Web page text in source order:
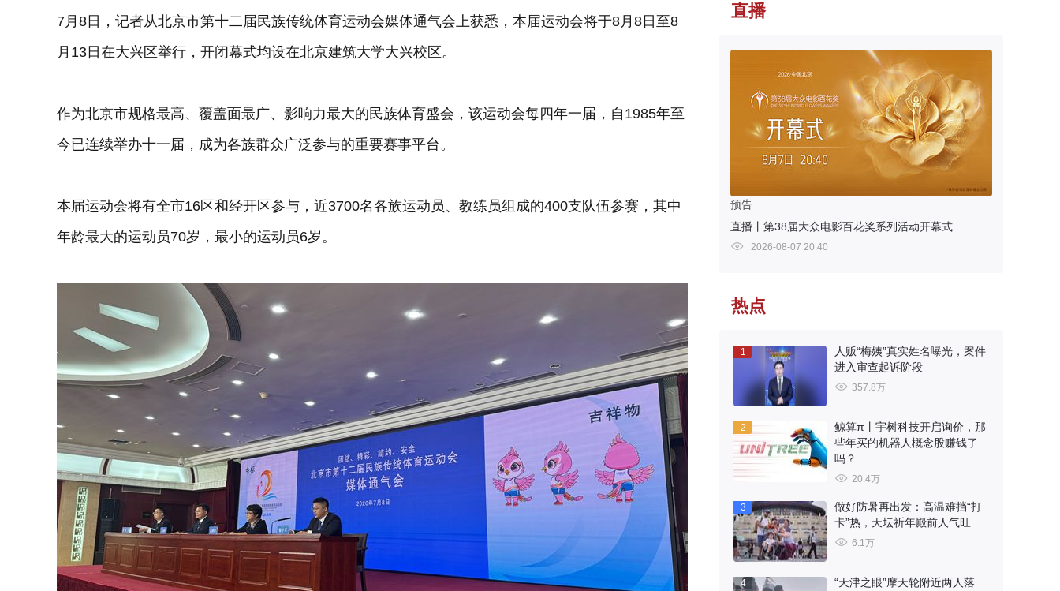
7月8日，记者从北京市第十二届民族传统体育运动会媒体通气会上获悉，本届运动会将于8月8日至8
月13日在大兴区举行，开闭幕式均设在北京建筑大学大兴校区。
作为北京市规格最高、覆盖面最广、影响力最大的民族体育盛会，该运动会每四年一届，自1985年至
今已连续举办十一届，成为各族群众广泛参与的重要赛事平台。
本届运动会将有全市16区和经开区参与，近3700名各族运动员、教练员组成的400支队伍参赛，其中
年龄最大的运动员70岁，最小的运动员6岁。
直播
预告
直播丨第38届大众电影百花奖系列活动开幕式
2026-08-07 20:40
热点
1
人贩“梅姨”真实姓名曝光，案件
进入审查起诉阶段
357.8万
2
鲸算π丨宇树科技开启询价，那
些年买的机器人概念股赚钱了
吗？
20.4万
3
做好防暑再出发：高温难挡“打
卡”热，天坛祈年殿前人气旺
6.1万
4
“天津之眼”摩天轮附近两人落